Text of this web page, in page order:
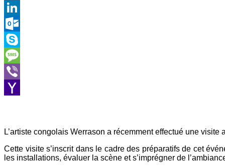
Gmail
LinkedIn
Outlook.com
Skype
Message
Viber
L’artiste congolais Werrason a récemment effectué une
Cette visite s’inscrit dans le cadre des préparatifs de cet
les installations, évaluer la scène et s’imprégner de